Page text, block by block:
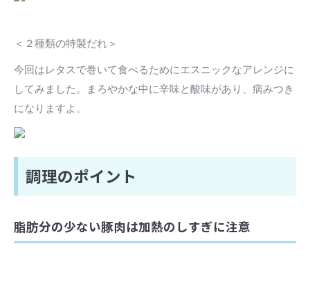
＜２種類の特製だれ＞
今回はレタスで巻いて食べるためにエスニックなアレンジに
してみました。まろやかな中に辛味と酸味があり、病みつき
になりますよ。
調理のポイント
脂肪分の少ない豚肉は加熱のしすぎに注意